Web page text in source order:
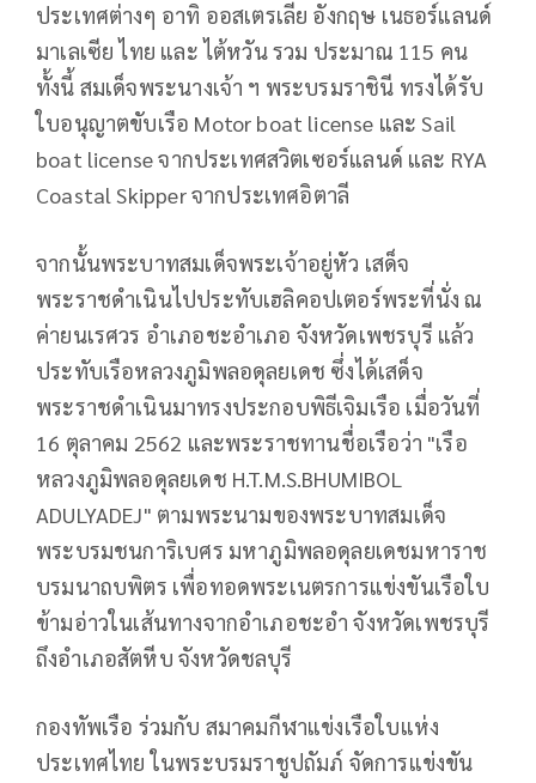
ประเทศต่างๆ อาทิ ออสเตรเลีย อังกฤษ เนธอร์แลนด์
มาเลเซีย ไทย และ ไต้หวัน รวม ประมาณ 115 คน
ทั้งนี้ สมเด็จพระนางเจ้า ฯ พระบรมราชินี ทรงได้รับ
ใบอนุญาตขับเรือ Motor boat license และ Sail
boat license จากประเทศสวิตเซอร์แลนด์ และ RYA
Coastal Skipper จากประเทศอิตาลี
จากนั้นพระบาทสมเด็จพระเจ้าอยู่หัว เสด็จ
พระราชดำเนินไปประทับเฮลิคอปเตอร์พระที่นั่ง ณ
ค่ายนเรศวร อำเภอชะอำเภอ จังหวัดเพชรบุรี แล้ว
ประทับเรือหลวงภูมิพลอดุลยเดช ซึ่งได้เสด็จ
พระราชดำเนินมาทรงประกอบพิธีเจิมเรือ เมื่อวันที่
16 ตุลาคม 2562 และพระราชทานชื่อเรือว่า "เรือ
หลวงภูมิพลอดุลยเดช H.T.M.S.BHUMIBOL
ADULYADEJ" ตามพระนามของพระบาทสมเด็จ
พระบรมชนการิเบศร มหาภูมิพลอดุลยเดชมหาราช
บรมนาถบพิตร เพื่อทอดพระเนตรการแข่งขันเรือใบ
ข้ามอ่าวในเส้นทางจากอำเภอชะอำ จังหวัดเพชรบุรี
ถึงอำเภอสัตหีบ จังหวัดชลบุรี
กองทัพเรือ ร่วมกับ สมาคมกีฬาแข่งเรือใบแห่ง
ประเทศไทย ในพระบรมราชูปถัมภ์ จัดการแข่งขัน